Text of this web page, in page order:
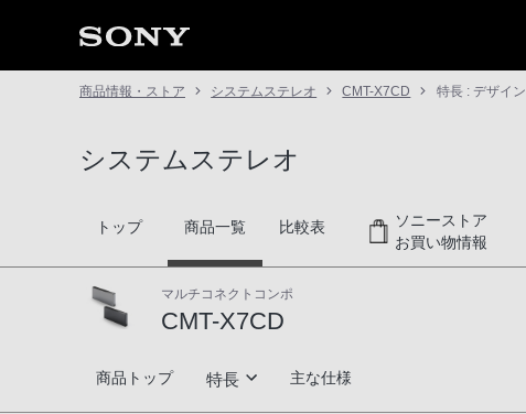
商品情報・ストア システムステレオ CMT-X7CD 特長 : デザイン
システムステレオ
トップ 商品一覧 比較表
ソニーストア
お買い物情報
マルチコネクトコンポ
CMT-X7CD
CMT-X7CD
商品トップ 特長 主な仕様